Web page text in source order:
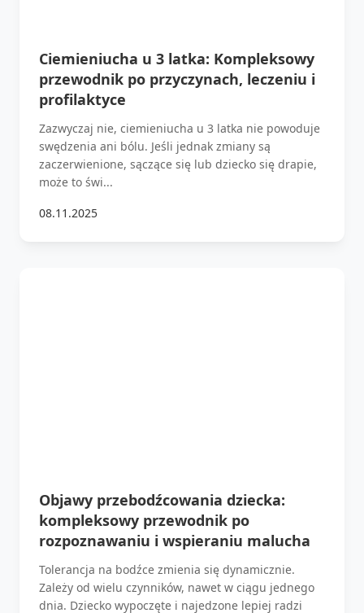
Ciemieniucha u 3 latka: Kompleksowy
przewodnik po przyczynach, leczeniu i
profilaktyce
Zazwyczaj nie, ciemieniucha u 3 latka nie powoduje
swędzenia ani bólu. Jeśli jednak zmiany są
zaczerwienione, sączące się lub dziecko się drapie,
może to świ...
08.11.2025
Objawy przebodźcowania dziecka:
kompleksowy przewodnik po
rozpoznawaniu i wspieraniu malucha
Tolerancja na bodźce zmienia się dynamicznie.
Zależy od wielu czynników, nawet w ciągu jednego
dnia. Dziecko wypoczęte i najedzone lepiej radzi